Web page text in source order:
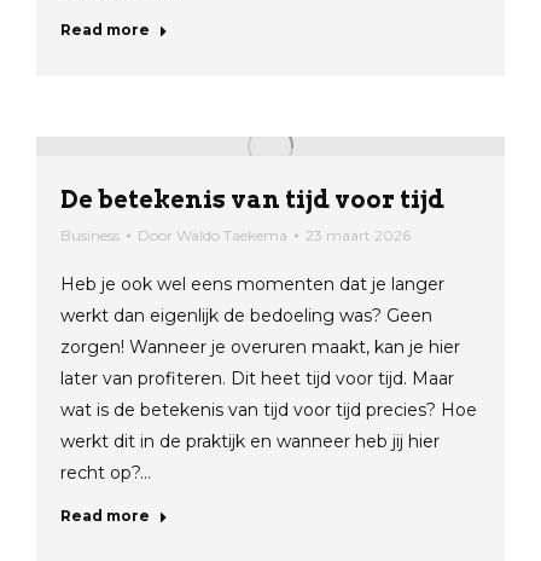
Read more
De betekenis van tijd voor tijd
Business Door Waldo Taekema 23 maart 2026
Heb je ook wel eens momenten dat je langer
werkt dan eigenlijk de bedoeling was? Geen
zorgen! Wanneer je overuren maakt, kan je hier
later van profiteren. Dit heet tijd voor tijd. Maar
wat is de betekenis van tijd voor tijd precies? Hoe
werkt dit in de praktijk en wanneer heb jij hier
recht op?…
Read more